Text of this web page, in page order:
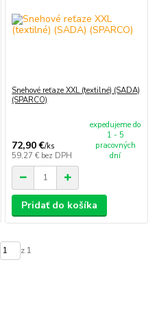
Snehové reťaze XXL (textilné) (SADA)
(SPARCO)
72,90 €/ks
59,27 € bez DPH
expedujeme do
1 - 5
pracovných
dní
Pridať do košíka
z 1